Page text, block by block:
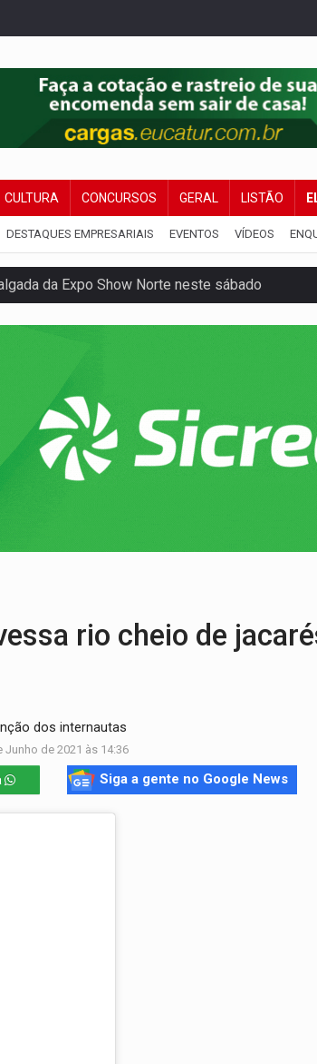
CULTURA CONCURSOS GERAL LISTÃO
DESTAQUES EMPRESARIAIS EVENTOS VÍDEOS
da Expo Show Norte neste sábado
do ensino fundamental em Rondônia
SEATER/RO
nesta quinta-feira (6) no Espaço Alternativo
reforça equipes do Cad Único nos Cras
e deixa motociclista com fratura
indignação e esperança em rock no seu
por transmitir HIV a quatro mulheres
rio cheio de
dos internautas
Junho de 2021 às 14:36
Siga a gente no Google News